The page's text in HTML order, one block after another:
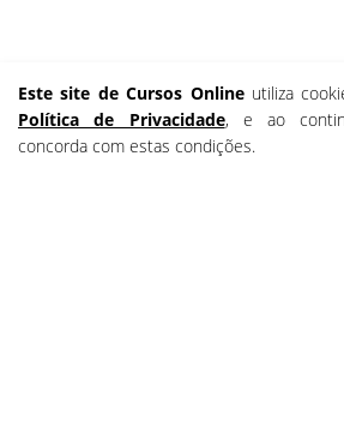
Este site de Cursos Onlineutiliza
Política de Privacidade, e ao
concorda com estas condições.
Pesquisar